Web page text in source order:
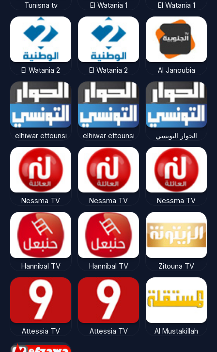
Tunisna tv El Watania 1 El Watania 1
El Watania 2 El Watania 2 Al Janoubia
elhiwar ettounsi elhiwar ettounsi الحوار التونسي
Nessma TV Nessma TV Nessma TV
Hannibal TV Hannibal TV Zitouna TV
Attessia TV Attessia TV Al Mustakillah